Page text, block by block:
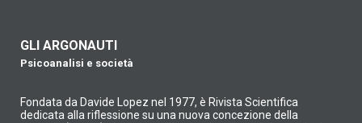
GLI ARGONAUTI
Psicoanalisi e società
Fondata da Davide Lopez nel 1977, è Rivista Scientifica
dedicata alla riflessione su una nuova concezione della